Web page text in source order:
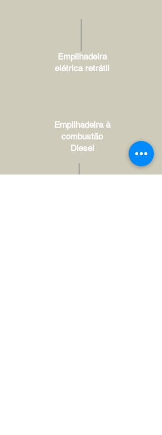
Empilhadeira
elétrica retrátil
Empilhadeira à
combustão
Diesel